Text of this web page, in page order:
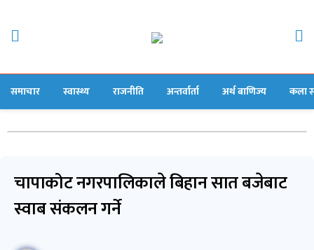
समाचार स्वास्थ्य राजनीति अन्तर्वार्ता अर्थ बाणिज्य कला
चापाकोट नगरपालिकाले बिहान सात बजेबाट
स्वाब संकलन गर्ने